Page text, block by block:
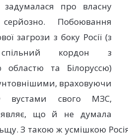
про власну
Побоювання
загрози з боку Росії (з
кордон з
областю та Білоруссю)
враховуючи
свого МЗС,
що й не думала
З такою ж усмішкою